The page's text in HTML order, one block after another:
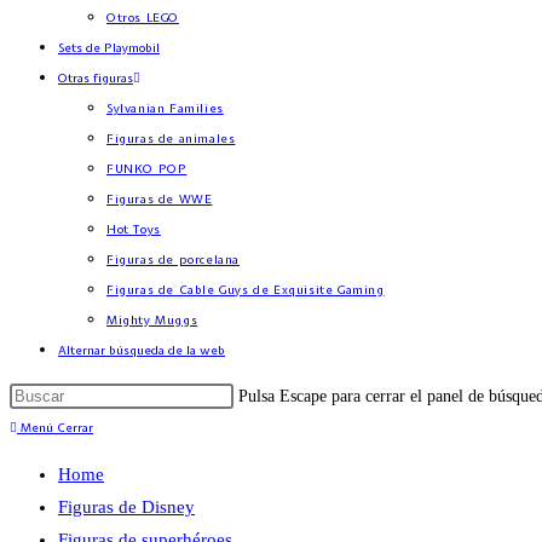
Otros LEGO
Sets de Playmobil
Otras figuras
Sylvanian Families
Figuras de animales
FUNKO POP
Figuras de WWE
Hot Toys
Figuras de porcelana
Figuras de Cable Guys de Exquisite Gaming
Mighty Muggs
Alternar búsqueda de la web
Pulsa Escape para cerrar el panel de
Menú Cerrar
Home
Figuras de Disney